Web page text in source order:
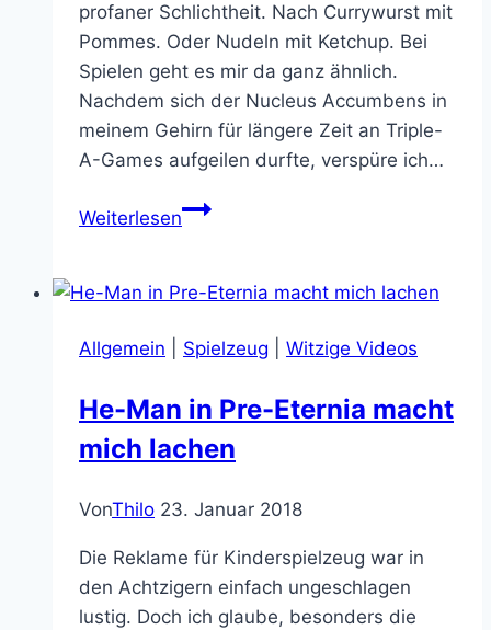
profaner Schlichtheit. Nach Currywurst mit
Pommes. Oder Nudeln mit Ketchup. Bei
Spielen geht es mir da ganz ähnlich.
Nachdem sich der Nucleus Accumbens in
meinem Gehirn für längere Zeit an Triple-
A-Games aufgeilen durfte, verspüre ich…
WeiterlesenThe
Funktioniert
in
Allgemein Spielzeug Witzige Videos
He-Man in Pre-Eternia macht
mich lachen
VonThilo 23. Januar 2018
Die Reklame für Kinderspielzeug war in
den Achtzigern einfach ungeschlagen
lustig. Doch ich glaube, besonders die